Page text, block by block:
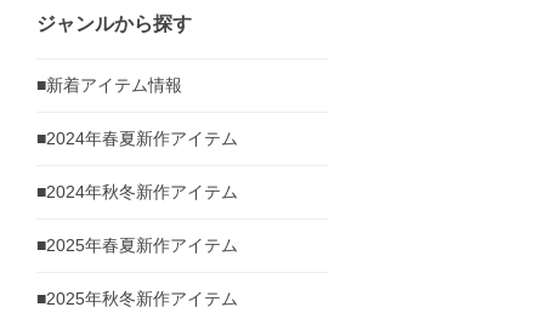
ジャンルから探す
■新着アイテム情報
■2024年春夏新作アイテム
■2024年秋冬新作アイテム
■2025年春夏新作アイテム
■2025年秋冬新作アイテム